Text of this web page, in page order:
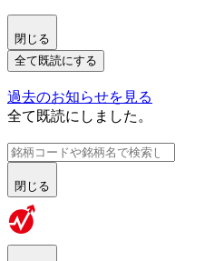
閉じる
全て既読にする
過去のお知らせを見る
全て既読にしました。
閉じる